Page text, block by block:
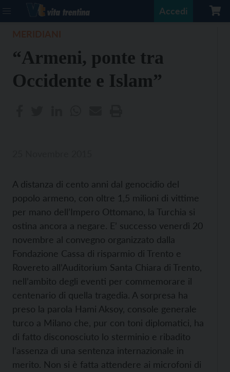
Accedi
“Armeni, ponte tra
Occidente e Islam”
A distanza di cento anni dal genocidio del
popolo armeno, con oltre 1,5 milioni di vittime
per mano dell’Impero Ottomano, la Turchia si
ostina ancora a negare. E’ successo venerdì 20
novembre al convegno organizzato dalla
Fondazione Cassa di risparmio di Trento e
Rovereto all’Auditorium Santa Chiara di Trento,
nell’ambito degli eventi per commemorare il
centenario di quella tragedia. A sorpresa ha
preso la parola Hami Aksoy, console generale
turco a Milano che, pur con toni diplomatici, ha
di fatto disconosciuto lo sterminio e ribadito
l’assenza di una sentenza internazionale in
merito. Non si è fatta attendere ai microfoni di